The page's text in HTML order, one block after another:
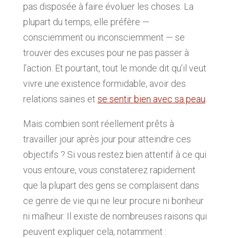
pas disposée à faire évoluer les choses. La
plupart du temps, elle préfère —
consciemment ou inconsciemment — se
trouver des excuses pour ne pas passer à
l’action. Et pourtant, tout le monde dit qu’il veut
vivre une existence formidable, avoir des
relations saines et se sentir bien avec sa peau.
Mais combien sont réellement prêts à
travailler jour après jour pour atteindre ces
objectifs ? Si vous restez bien attentif à ce qui
vous entoure, vous constaterez rapidement
que la plupart des gens se complaisent dans
ce genre de vie qui ne leur procure ni bonheur
ni malheur. Il existe de nombreuses raisons qui
peuvent expliquer cela, notamment :